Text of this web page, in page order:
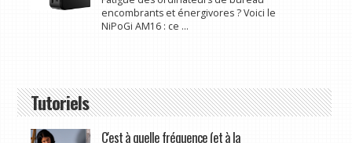
encombrants et énergivores ? Voici le
NiPoGi AM16 : ce ...
Tutoriels
C'est à quelle fréquence (et à la